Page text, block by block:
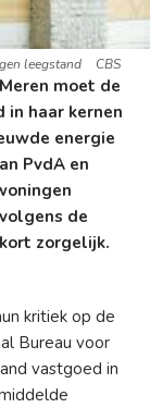
leegstand CBS
moet de
haar kernen
energie
PvdA en
de
zorgelijk.
kritiek op de
Bureau voor
vastgoed in